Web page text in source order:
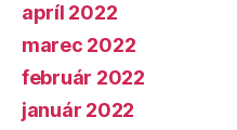
apríl 2022
marec 2022
február 2022
január 2022